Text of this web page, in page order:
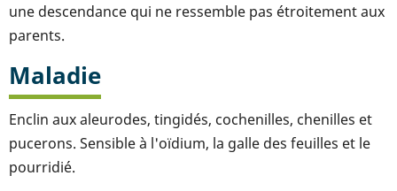
une descendance qui ne ressemble pas étroitement aux
parents.
Maladie
Enclin aux aleurodes, tingidés, cochenilles, chenilles et
pucerons. Sensible à l'oïdium, la galle des feuilles et le
pourridié.